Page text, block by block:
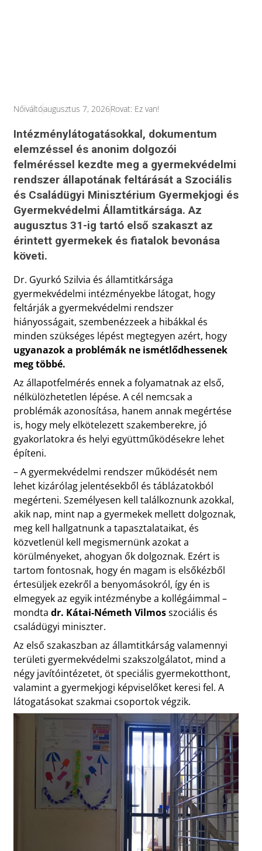
Nőiváltóaugusztus 7, 2026Rovat: Ez van!
Intézménylátogatásokkal, dokumentum
elemzéssel és anonim dolgozói
felméréssel kezdte meg a gyermekvédelmi
rendszer állapotának feltárását a Szociális
és Családügyi Minisztérium Gyermekjogi és
Gyermekvédelmi Államtitkársága. Az
augusztus 31-ig tartó első szakaszt az
érintett gyermekek és fiatalok bevonása
követi.
Dr. Gyurkó Szilvia és államtitkársága
gyermekvédelmi intézményekbe látogat, hogy
feltárják a gyermekvédelmi rendszer
hiányosságait, szembenézzeek a hibákkal és
minden szükséges lépést megtegyen azért, hogy
ugyanazok a problémák ne ismétlődhessenek
meg többé.
Az állapotfelmérés ennek a folyamatnak az első,
nélkülözhetetlen lépése. A cél nemcsak a
problémák azonosítása, hanem annak megértése
is, hogy mely elkötelezett szakemberekre, jó
gyakorlatokra és helyi együttműködésekre lehet
építeni.
– A gyermekvédelmi rendszer működését nem
lehet kizárólag jelentésekből és táblázatokból
megérteni. Személyesen kell találkoznunk azokkal,
akik nap, mint nap a gyermekek mellett dolgoznak,
meg kell hallgatnunk a tapasztalataikat, és
közvetlenül kell megismernünk azokat a
körülményeket, ahogyan ők dolgoznak. Ezért is
tartom fontosnak, hogy én magam is elsőkézből
értesüljek ezekről a benyomásokról, így én is
elmegyek az egyik intézménybe a kollégáimmal –
mondta dr. Kátai-Németh Vilmosszociális és
családügyi miniszter.
Az első szakaszban az államtitkárság valamennyi
területi gyermekvédelmi szakszolgálatot, mind a
négy javítóintézetet, öt speciális gyermekotthont,
valamint a gyermekjogi képviselőket keresi fel. A
látogatásokat szakmai csoportok végzik.